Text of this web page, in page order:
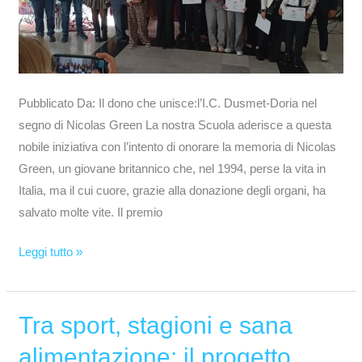
Pubblicato Da: Il dono che unisce:l’I.C. Dusmet-Doria nel
segno di Nicolas Green La nostra Scuola aderisce a questa
nobile iniziativa con l’intento di onorare la memoria di Nicolas
Green, un giovane britannico che, nel 1994, perse la vita in
Italia, ma il cui cuore, grazie alla donazione degli organi, ha
salvato molte vite. Il premio
Leggi tutto »
Tra sport, stagioni e sana
Tra